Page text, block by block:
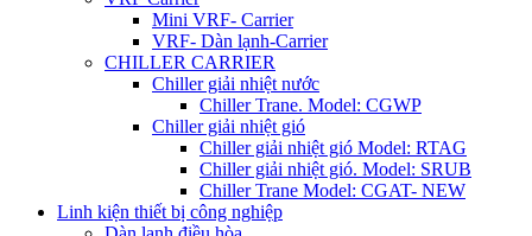
Mini VRF- Carrier
VRF- Dàn lạnh-Carrier
CHILLER CARRIER
Chiller giải nhiệt nước
Chiller Trane. Model: CGWP
Chiller giải nhiệt gió
Chiller giải nhiệt gió Model: RTAG
Chiller giải nhiệt gió. Model: SRUB
Chiller Trane Model: CGAT- NEW
Linh kiện thiết bị công nghiệp